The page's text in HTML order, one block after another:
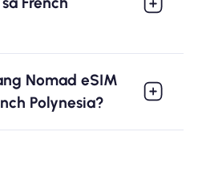
Nomad eSIM
Polynesia?